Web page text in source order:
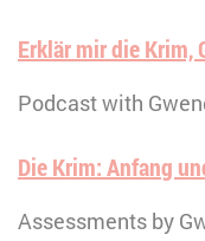
Erklär mir die Krim,
Podcast with
Die Krim: Anfang
Assessments by